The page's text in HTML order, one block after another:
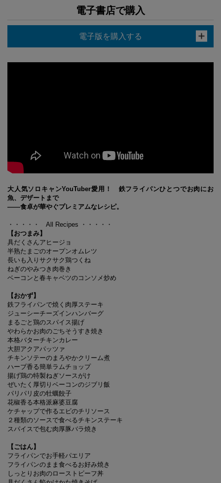
電子書店で購入
電子版を購入する
大人気ソロキャンYouTuber愛用！ 鉄フライパンひとつでお肉にお
魚、デザートまで
――食卓が華やぐプレミアムなレシピ。
・・・・・ All Recipes ・・・・・
【おつまみ】
具だくさんアヒージョ
半熟たまごのオープンオムレツ
長いも入りサクサク鶏つくね
ねぎのやみつき肉巻き
ベーコンと春キャベツのコンソメ炒め
【おかず】
鉄フライパンで焼く肉厚ステーキ
ジューシーチーズインハンバーグ
まるごと鶏のスパイス揚げ
やわらかお肉のごちそうすき焼き
本格バターチキンカレー
大胆アクアパッツァ
チキンソテーのまろやかクリーム煮
ハーブ香る簡単ラムチョップ
揚げ鶏の特製ねぎソースがけ
ぜいたく厚切りベーコンのジブリ飯
パリパリ皮の牡蠣餃子
花椒香る本格派麻婆豆腐
ケチャップで作るエビのチリソース
２種類のソースで食べるチキンステーキ
スパイスで包む肉厚豚バラ焼き
【ごはん】
フライパンでお手軽パエリア
フライパンのまま食べるお好み焼き
しっとりお肉のローストビーフ丼